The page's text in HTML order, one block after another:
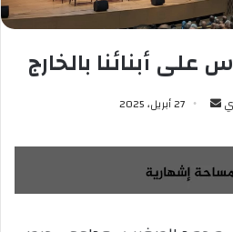
على أبنائنا بالخارج
س
ل
ب
27 أبريل، 2025